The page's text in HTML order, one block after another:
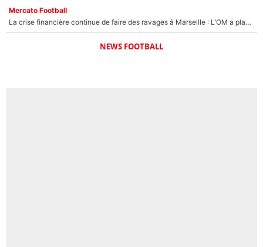
Mercato Football
La crise financière continue de faire des ravages à Marseille : L’OM a placé 12 joueurs sur le marché des transferts… et ça pourrait lui rapporter près de 100M€ !
NEWS FOOTBALL